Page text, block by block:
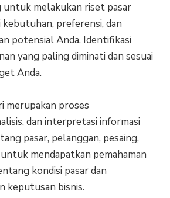
untuk melakukan riset pasar
preferensi, dan
potensial Anda. Identifikasi
yang paling diminati dan sesuai
Anda.
merupakan proses
dan interpretasi informasi
pasar, pelanggan, pesaing,
mendapatkan pemahaman
kondisi pasar dan
keputusan bisnis.